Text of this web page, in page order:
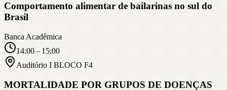
Comportamento alimentar de bailarinas no sul do
Brasil
Banca Acadêmica
14:00 – 15:00
Auditório I BLOCO F4
MORTALIDADE POR GRUPOS DE DOENÇAS